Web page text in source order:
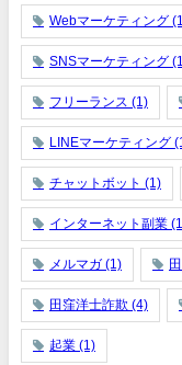
Webマーケティング
SNSマーケティング
フリーランス (1)
LINEマーケティング
チャットボット (1)
インターネット副業
メルマガ (1)
田窪洋士詐欺 (4)
起業 (1)